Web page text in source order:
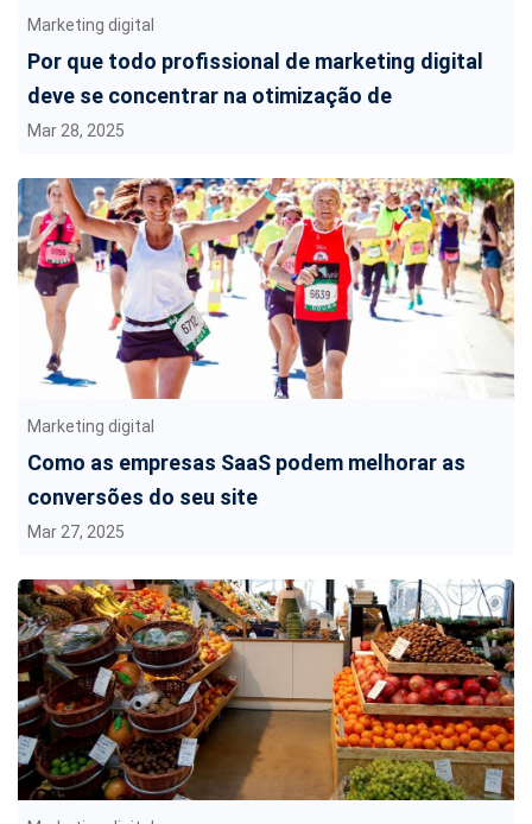
Marketing digital
Por que todo profissional de marketing digital
deve se concentrar na otimização de
conversões
Mar 28, 2025
Marketing digital
Como as empresas SaaS podem melhorar as
conversões do seu site
Mar 27, 2025